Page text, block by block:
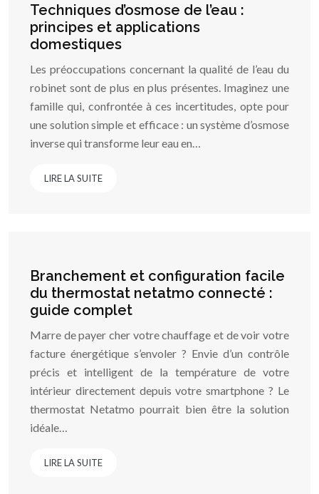
Techniques d’osmose de l’eau :
principes et applications
domestiques
Les préoccupations concernant la qualité de l’eau du
robinet sont de plus en plus présentes. Imaginez une
famille qui, confrontée à ces incertitudes, opte pour
une solution simple et efficace : un système d’osmose
inverse qui transforme leur eau en…
LIRE LA SUITE
Branchement et configuration facile
du thermostat netatmo connecté :
guide complet
Marre de payer cher votre chauffage et de voir votre
facture énergétique s’envoler ? Envie d’un contrôle
précis et intelligent de la température de votre
intérieur directement depuis votre smartphone ? Le
thermostat Netatmo pourrait bien être la solution
idéale…
LIRE LA SUITE